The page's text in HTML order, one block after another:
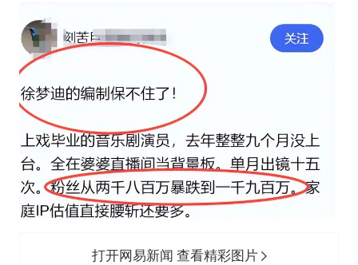
打开网易新闻 查看精彩图片